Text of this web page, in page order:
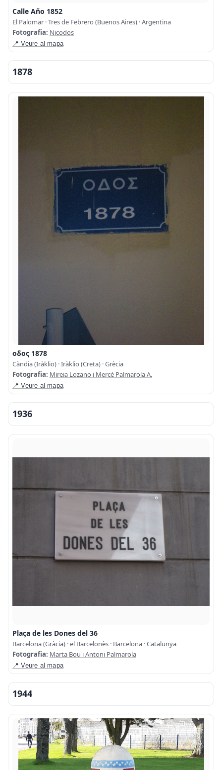
Calle Año 1852
El Palomar · Tres de Febrero (Buenos Aires) · Argentina
Fotografia: Nicodos
📍 Veure al mapa
1878
οδος 1878
Càndia (Iràklio) · Iràklio (Creta) · Grècia
Fotografia: Mireia Lozano i Mercè Palmarola A.
📍 Veure al mapa
1936
Plaça de les Dones del 36
Barcelona (Gràcia) · el Barcelonès · Barcelona · Catalunya
Fotografia: Marta Bou i Antoni Palmarola
📍 Veure al mapa
1944